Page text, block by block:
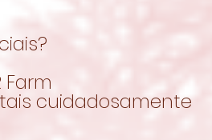
cuidadosamente